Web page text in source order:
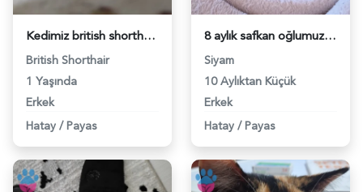
Kedimiz british shorthair - 118972466
British Shorthair
1 Yaşında
Erkek
Hatay / Payas
8 aylık safkan oğlumuza eş arıyoruz - 118972355
Siyam
10 Aylıktan Küçük
Erkek
Hatay / Payas